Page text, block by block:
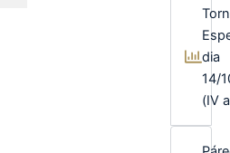
dia
14/
(IV